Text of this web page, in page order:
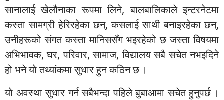
सानालाई खेलौनाका रूपमा लिने, बालबालिकाले इन्टरनेटमा
कस्ता सामग्री हेरिरहेका छन्, कसलाई साथी बनाइरहेका छन्,
उनीहरूको संगत कस्ता मानिससँग भइरहेको छ जस्ता विषयमा
अभिभावक, घर, परिवार, सामाज, विद्यालय सबै सचेत नभइदिने
हो भने यो तथ्यांकमा सुधार हुन कठिन छ ।
यो अवस्था सुधार गर्न सबैभन्दा पहिले बुबाआमा सचेत हुनुपर्छ ।